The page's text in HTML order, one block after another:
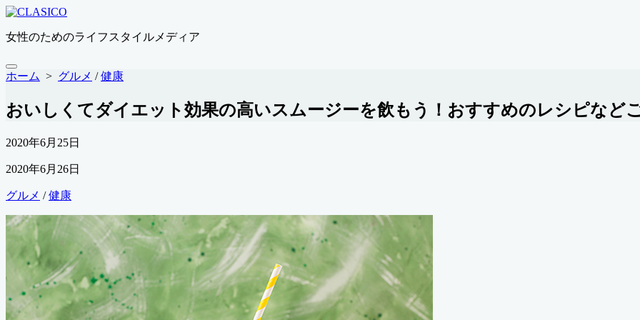
コ
テ
ツ
ス
キ
プ
女性のためのライフスタイルメディア
メ
ニ
ー
ホーム > グルメ /健康
おいしくてダイエット効果の高いスムージーを飲もう！おすすめのレシピなど
公
日
2020年6月25日
最
更
新
日
2020年6月26日
カ
ゴ
ー
グルメ /健康